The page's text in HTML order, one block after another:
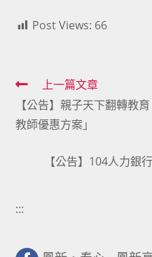
Post Views: 66
Read
more
articles
上一篇文章
【公告】親子天下翻轉教
教師優惠方案」
【公告】104人力銀
:::